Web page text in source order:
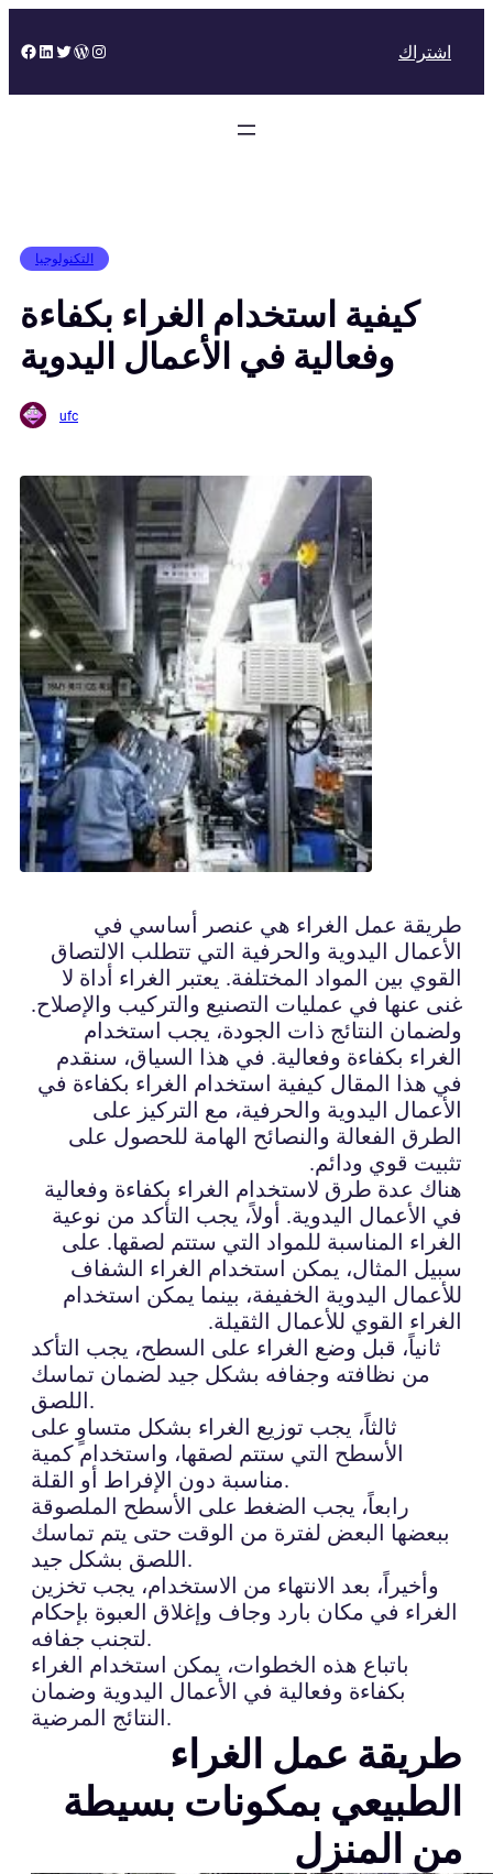
to
Facebook
LinkedIn
Twitter
WordPress
Instagram اشتراك
التكنولوجيا
كيفية استخدام الغراء بكفاءة
وفعالية في الأعمال اليدوية
ufc
طريقة عمل الغراء هي عنصر أساسي في
الأعمال اليدوية والحرفية التي تتطلب الالتصاق
القوي بين المواد المختلفة. يعتبر الغراء أداة لا
غنى عنها في عمليات التصنيع والتركيب والإصلاح.
ولضمان النتائج ذات الجودة، يجب استخدام
الغراء بكفاءة وفعالية. في هذا السياق، سنقدم
في هذا المقال كيفية استخدام الغراء بكفاءة في
الأعمال اليدوية والحرفية، مع التركيز على
الطرق الفعالة والنصائح الهامة للحصول على
تثبيت قوي ودائم.
هناك عدة طرق لاستخدام الغراء بكفاءة وفعالية
في الأعمال اليدوية. أولاً، يجب التأكد من نوعية
الغراء المناسبة للمواد التي ستتم لصقها. على
سبيل المثال، يمكن استخدام الغراء الشفاف
للأعمال اليدوية الخفيفة، بينما يمكن استخدام
الغراء القوي للأعمال الثقيلة.
ثانياً، قبل وضع الغراء على السطح، يجب التأكد
من نظافته وجفافه بشكل جيد لضمان تماسك
اللصق.
ثالثاً، يجب توزيع الغراء بشكل متساوٍ على
الأسطح التي ستتم لصقها، واستخدام كمية
مناسبة دون الإفراط أو القلة.
رابعاً، يجب الضغط على الأسطح الملصوقة
ببعضها البعض لفترة من الوقت حتى يتم تماسك
اللصق بشكل جيد.
وأخيراً، بعد الانتهاء من الاستخدام، يجب تخزين
الغراء في مكان بارد وجاف وإغلاق العبوة بإحكام
لتجنب جفافه.
باتباع هذه الخطوات، يمكن استخدام الغراء
بكفاءة وفعالية في الأعمال اليدوية وضمان
النتائج المرضية.
طريقة عمل الغراء
الطبيعي بمكونات بسيطة
من المنزل